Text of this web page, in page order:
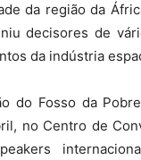
da região da
decisores de
da indústria
do Fosso da
no Centro de